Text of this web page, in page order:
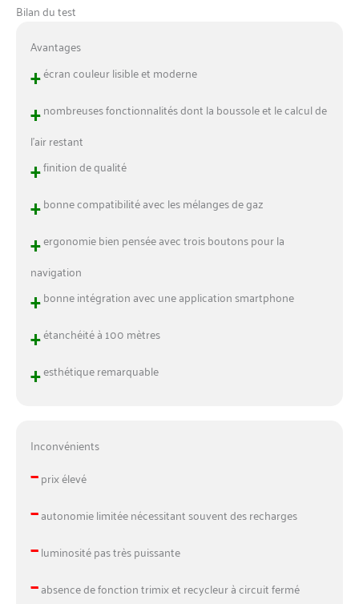
plongée et aventure sur une
carte
Bilan du test
Avantages
+écran couleur lisible et moderne
+nombreuses fonctionnalités dont la boussole et le calcul de
l’air restant
+finition de qualité
+bonne compatibilité avec les mélanges de gaz
+ergonomie bien pensée avec trois boutons pour la
navigation
+bonne intégration avec une application smartphone
+étanchéité à 100 mètres
+esthétique remarquable
Inconvénients
–prix élevé
–autonomie limitée nécessitant souvent des recharges
–luminosité pas très puissante
–absence de fonction trimix et recycleur à circuit fermé